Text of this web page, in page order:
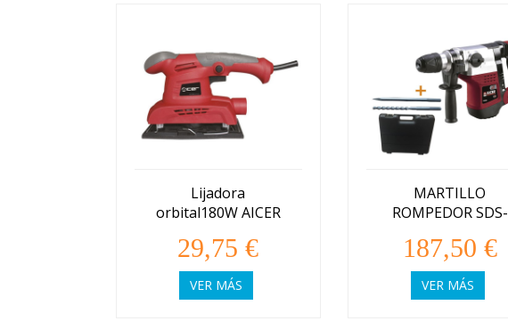
Lijadora
orbital180W AICER
29,75 €
VER MÁS
MARTILLO
ROMPEDOR SDS-
187,50 €
VER MÁS